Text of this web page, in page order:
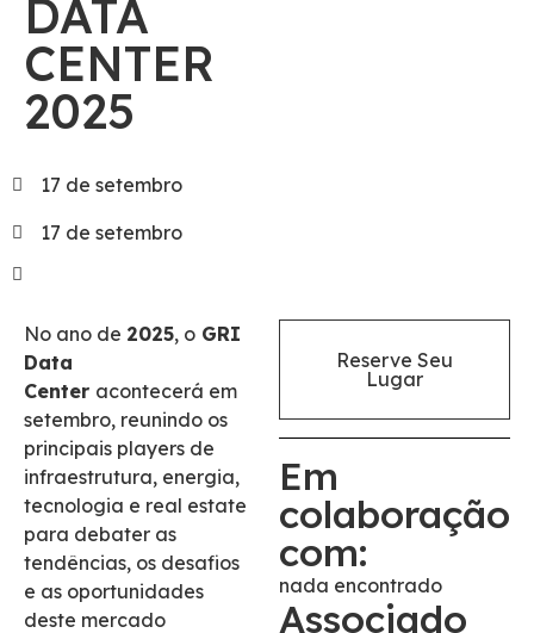
DATA
CENTER
2025
17 de setembro
17 de setembro
No ano de 2025, o GRI
Data
Center acontecerá em
setembro, reunindo os
principais players de
infraestrutura, energia,
tecnologia e real estate
para debater as
tendências, os desafios
e as oportunidades
deste mercado
Reserve Seu
Lugar
Em
colaboração
com:
nada encontrado
Associado